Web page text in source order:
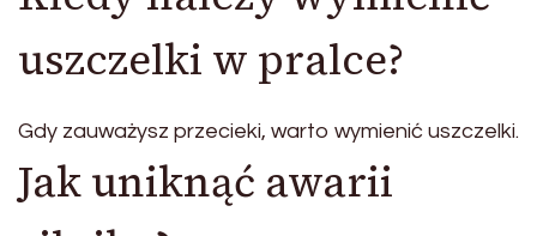
uszczelki w pralce?
Gdy zauważysz przecieki, warto wymienić uszczelki.
Jak uniknąć awarii